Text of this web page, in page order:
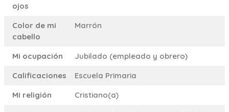
ojos
Color de mi
cabello
Marrón
Mi ocupación
Jubilado (empleado y obrero)
Calificaciones
Escuela Primaria
Mi religión
Cristiano(a)